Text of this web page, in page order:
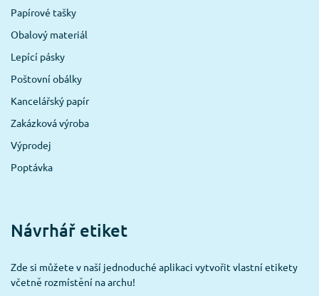
Papírové tašky
Obalový materiál
Lepící pásky
Poštovní obálky
Kancelářský papír
Zakázková výroba
Výprodej
Poptávka
Návrhář etiket
Zde si můžete v naší jednoduché aplikaci vytvořit vlastní etikety
včetně rozmístění na archu!